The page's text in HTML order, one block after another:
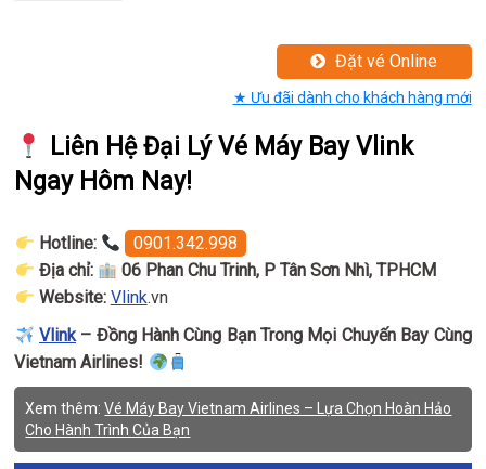
Đặt vé Online
★ Ưu đãi dành cho khách hàng mới
Liên Hệ Đại Lý Vé Máy Bay Vlink
Ngay Hôm Nay!
Hotline:
0901.342.998
Địa chỉ:
06 Phan Chu Trinh, P Tân Sơn Nhì, TPHCM
Website: Vlink.vn
Vlink– Đồng Hành Cùng Bạn Trong Mọi Chuyến Bay Cùng
Vietnam Airlines!
Xem thêm:Vé Máy Bay Vietnam Airlines – Lựa Chọn Hoàn Hảo
Cho Hành Trình Của Bạn